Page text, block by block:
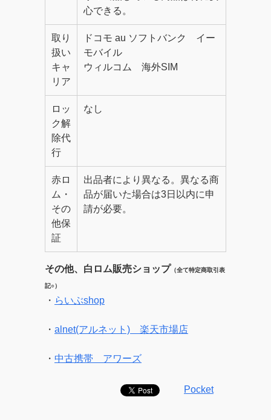
心できる。
取り
扱い
キャ
リア
ドコモ au ソフトバンク イー
モバイル
ウィルコム 海外SIM
ロッ
ク解
除代
行
なし
赤ロ
ム・
その
他保
証
出品者により異なる。異なる商
品が届いた場合は3日以内に申
請が必要。
その他、白ロム販売ショップ （全て特定商取引表
記○）
・ らいぶshop
・ alnet(アルネット) 楽天市場店
・ 中古携帯 アワーズ
Pocket